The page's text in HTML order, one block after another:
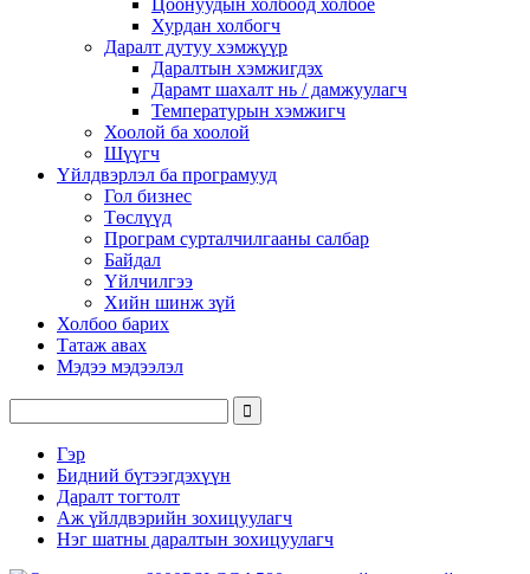
Цоонуудын холбоод холбоё
Хурдан холбогч
Даралт дутуу хэмжүүр
Даралтын хэмжигдэх
Дарамт шахалт нь / дамжуулагч
Температурын хэмжигч
Хоолой ба хоолой
Шүүгч
Үйлдвэрлэл ба програмууд
Гол бизнес
Төслүүд
Програм сурталчилгааны салбар
Байдал
Үйлчилгээ
Хийн шинж зүй
Холбоо барих
Татаж авах
Мэдээ мэдээлэл
Гэр
Бидний бүтээгдэхүүн
Даралт тогтолт
Аж үйлдвэрийн зохицуулагч
Нэг шатны даралтын зохицуулагч